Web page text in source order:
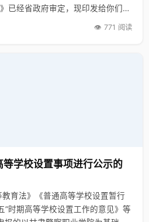
已经省政府审定，现印发给你们，
👁️ 771 阅读
学校设置事项进行公示的
育法》《普通高等学校设置暂行
”时期高等学校设置工作的意见》等